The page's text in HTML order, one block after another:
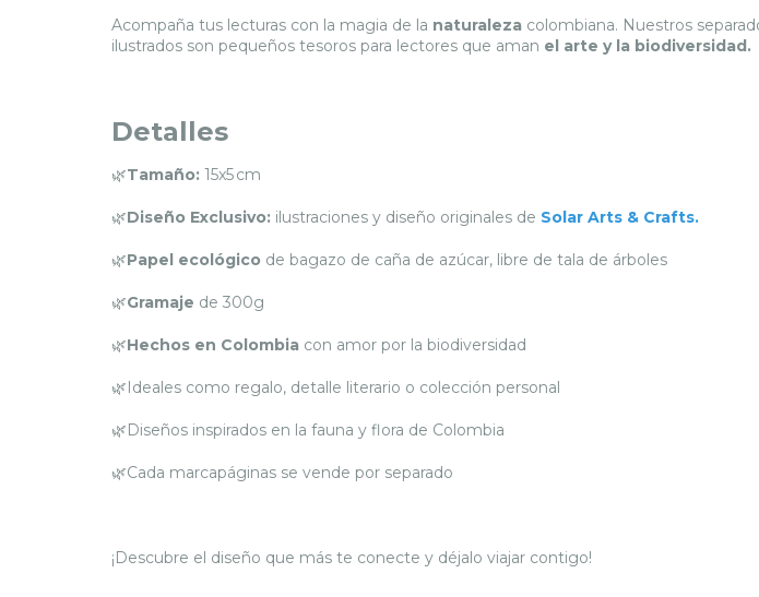
Acompaña tus lecturas con la magia de la naturaleza colombiana. Nuestros
ilustrados son pequeños tesoros para lectores que aman el arte y la biodiversidad.
Detalles
🌿Tamaño: 15x5 cm
🌿Diseño Exclusivo: ilustraciones y diseño originales de Solar Arts & Crafts.
🌿Papel ecológico de bagazo de caña de azúcar, libre de tala de árboles
🌿Gramaje de 300g
🌿Hechos en Colombia con amor por la biodiversidad
🌿Ideales como regalo, detalle literario o colección personal
🌿Diseños inspirados en la fauna y flora de Colombia
🌿Cada marcapáginas se vende por separado
¡Descubre el diseño que más te conecte y déjalo viajar contigo!